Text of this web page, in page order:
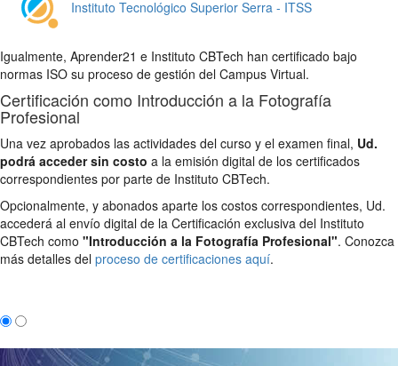
Instituto Tecnológico Superior Serra - ITSS
Igualmente, Aprender21 e Instituto CBTech han certificado bajo
normas ISO su proceso de gestión del Campus Virtual.
Certificación como Introducción a la Fotografía
Profesional
Una vez aprobados las actividades del curso y el examen final, Ud.
podrá acceder sin costo a la emisión digital de los certificados
correspondientes por parte de Instituto CBTech.
Opcionalmente, y abonados aparte los costos correspondientes, Ud.
accederá al envío digital de la Certificación exclusiva del Instituto
CBTech como "Introducción a la Fotografía Profesional". Conozca
más detalles del proceso de certificaciones aquí.